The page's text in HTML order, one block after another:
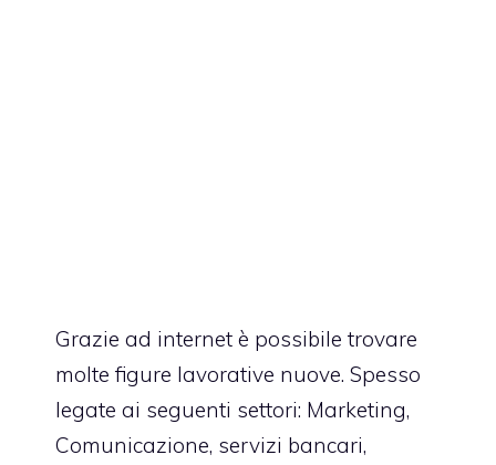
Grazie ad internet è possibile trovare
molte figure lavorative nuove. Spesso
legate ai seguenti settori: Marketing,
Comunicazione, servizi bancari,